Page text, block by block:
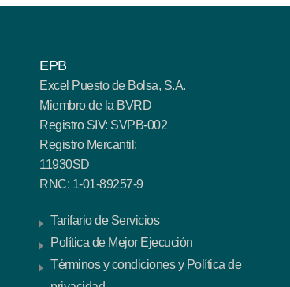
EPB
Excel Puesto de Bolsa, S.A.
Miembro de la BVRD
Registro SIV: SVPB-002
Registro Mercantil:
11930SD
RNC: 1-01-89257-9
Tarifario de Servicios
Política de Mejor Ejecución
Términos y condiciones y Política de